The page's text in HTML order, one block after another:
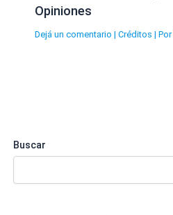
Opiniones
Dejá un comentario | Créditos | Por
Buscar